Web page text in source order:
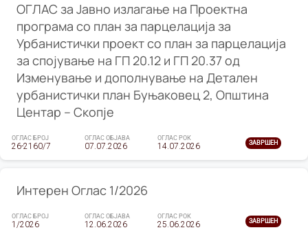
ОГЛАС за Јавно излагање на Проектна
програма со план за парцелација за
Урбанистички проект со план за парцелација
за спојување на ГП 20.12 и ГП 20.37 од
Изменување и дополнување на Детален
урбанистички план Буњаковец 2, Општина
Центар – Скопје
ОГЛАС БРОЈ
26-2160/7
ОГЛАС ОБЈАВА
07.07.2026
ОГЛАС РОК
14.07.2026 ЗАВРШЕН
Интерен Оглас 1/2026
ОГЛАС БРОЈ
1/2026
ОГЛАС ОБЈАВА
12.06.2026
ОГЛАС РОК
25.06.2026 ЗАВРШЕН